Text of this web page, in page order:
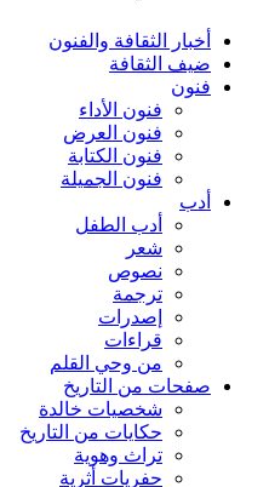
أخبار الثقافة والفنون
ضيف الثقافة
فنون
فنون الأداء
فنون العرض
فنون الكتابة
فنون الجميلة
أدب
أدب الطفل
شعر
نصوص
ترجمة
إصدرات
قراءات
من وحي القلم
صفحات من التاريخ
شخصيات خالدة
حكايات من التاريخ
تراث وهوية
حفريات أثرية